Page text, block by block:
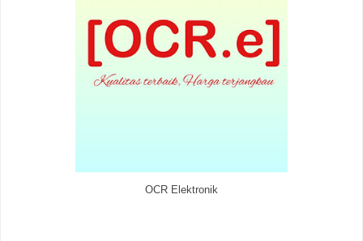
OCR Elektronik